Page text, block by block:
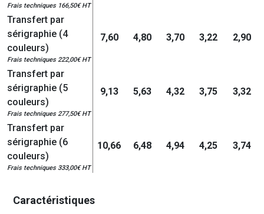
Frais techniques 166,50€ HT
Transfert par
sérigraphie (4
couleurs)
Frais techniques 222,00€ HT
7,60 4,80 3,70 3,22 2,90
Transfert par
sérigraphie (5
couleurs)
Frais techniques 277,50€ HT
9,13 5,63 4,32 3,75 3,32
Transfert par
sérigraphie (6
couleurs)
Frais techniques 333,00€ HT
10,66 6,48 4,94 4,25 3,74
Caractéristiques